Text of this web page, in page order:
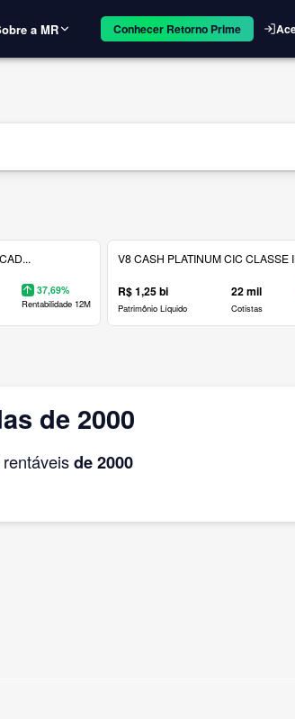
a MR Conhecer Retorno Prime
37,69%
Rentabilidade 12M
V8 CASH PLATINUM CIC CLASSE
R$ 1,25 bi
Patrimônio Líquido
22 mil
Cotistas
de 2000
de 2000